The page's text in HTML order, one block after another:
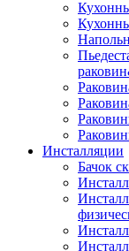
Инсталляции
Бачок